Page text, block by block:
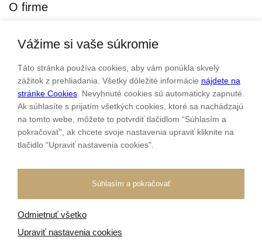
O firme
Personalizovaný šperk O nás
Kontakt
Sme rodinná firma a zameriavame sa na predaj hodiniek a
šperkov od roku 1994.
Pozrite sa na naše ďaľšie web stránky.
Všetky práva vyhradené
Tvorba e-shopovodBlueweb s.r.o.
Vážime si vaše súkromie
Táto stránka používa cookies, aby vám ponúkla skvelý
zážitok z prehliadania. Všetky dôležité informácie nájdete na
stránke Cookies . Nevyhnuté cookies sú automaticky zapnuté.
Ak súhlasíte s prijatím všetkých cookies, ktoré sa nachádzajú
na tomto webe, môžete to potvrdiť tlačidlom “Súhlasím a
pokračovať", ak chcete svoje nastavenia upraviť kliknite na
tlačidlo “Upraviť nastavenia cookies".
Súhlasím a pokračovať
Odmietnuť všetko
Upraviť nastavenia cookies